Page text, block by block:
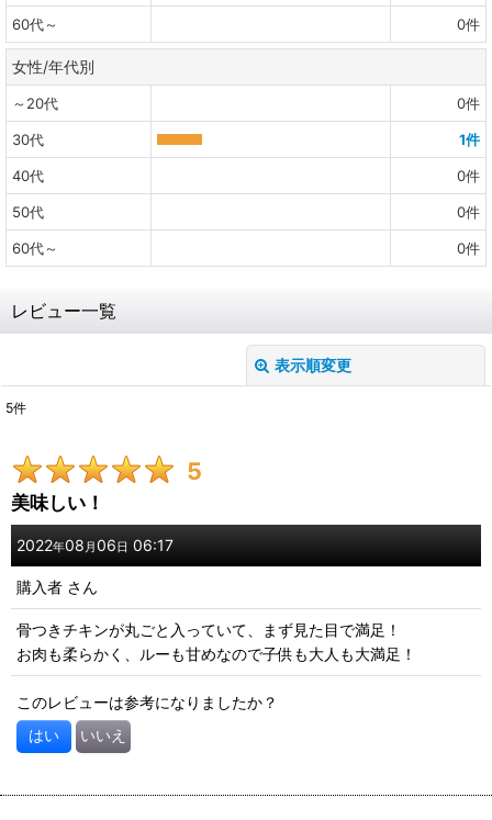
60代～ 0件
女性/年代別
～20代 0件
30代 1件
40代 0件
50代 0件
60代～ 0件
レビュー一覧
表示順変更
期間:
画像:
星の数 :
年代:
性別:
5件
5
美味しい！
2022年08 月06日 06:17
購入者 さん
骨つきチキンが丸ごと入っていて、まず見た目で満足！
お肉も柔らかく、ルーも甘めなので子供も大人も大満足！
このレビューは参考になりましたか？
はい いいえ